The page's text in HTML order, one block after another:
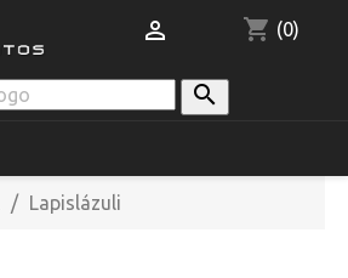
shopping_cart (0)


Lapislázuli